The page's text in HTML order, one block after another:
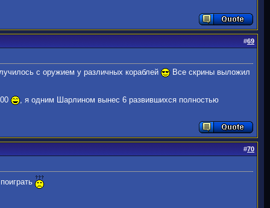
#69
с оружием у различных кораблей Все скрины выложил
, я одним Шарлином вынес 6 развившихся полностью
#70